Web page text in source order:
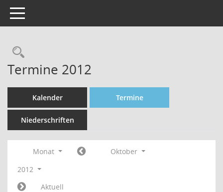
Toggle navigation
Rechercheauswahl
Termine 2012
Kalender Termine
Niederschriften
Monat
Oktober
2012
Aktuell